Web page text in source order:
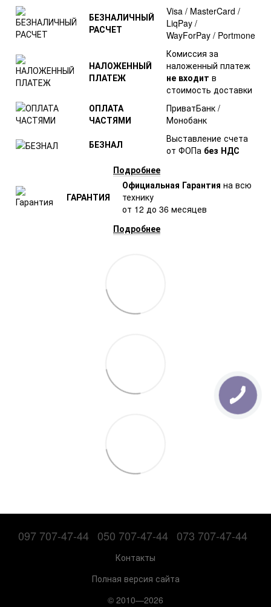
БЕЗНАЛИЧНЫЙ
РАСЧЕТ
Visa / MasterCard /
LiqPay /
WayForPay / Portmone
НАЛОЖЕННЫЙ
ПЛАТЕЖ
Комиссия за
наложенный платеж
не входит в
стоимость доставки
ОПЛАТА
ЧАСТЯМИ
ПриватБанк /
Монобанк
БЕЗНАЛ
Выставление счета
от ФОПа без НДС
Подробнее
ГАРАНТИЯ
Официальная Гарантия на всю
технику
от 12 до 36 месяцев
Подробнее
097 707-47-44 050 707-47-44 073 707-47-44
Контакты
Полная версия сайта
© 2010—2026